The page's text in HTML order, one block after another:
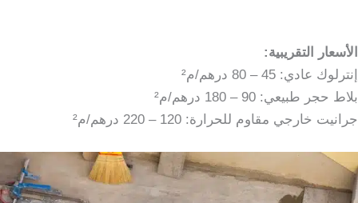
الأسعار التقريبية:
إنترلوك عادي: 45 – 80 درهم/م²
بلاط حجر طبيعي: 90 – 180 درهم/م²
جرانيت خارجي مقاوم للحرارة: 120 – 220 درهم/م²